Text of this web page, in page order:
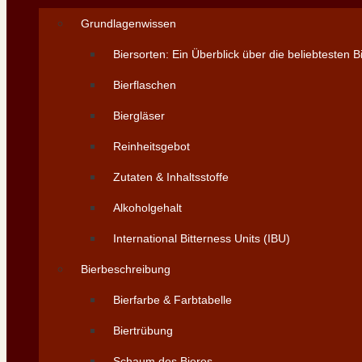
Grundlagenwissen
Biersorten: Ein Überblick über die beliebtesten
Bierflaschen
Biergläser
Reinheitsgebot
Zutaten & Inhaltsstoffe
Alkoholgehalt
International Bitterness Units (IBU)
Bierbeschreibung
Bierfarbe & Farbtabelle
Biertrübung